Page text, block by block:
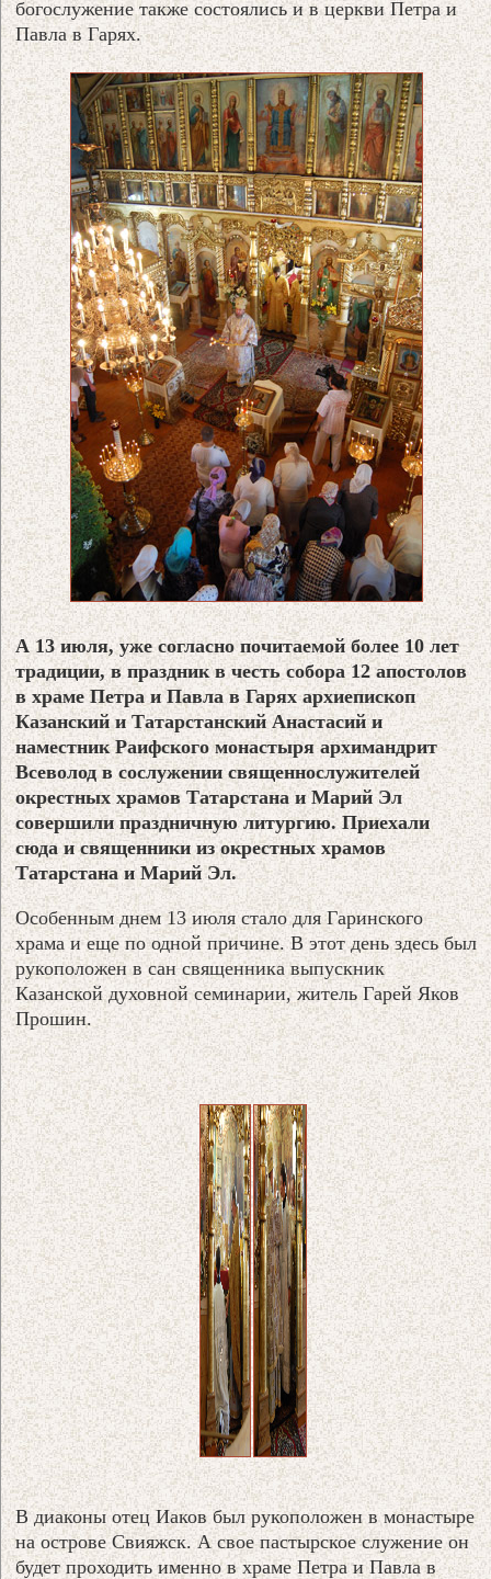
богослужение также состоялись и в церкви Петра и
Павла в Гарях.
А 13 июля, уже согласно почитаемой более 10 лет
традиции, в праздник в честь собора 12 апостолов
в храме Петра и Павла в Гарях архиепископ
Казанский и Татарстанский Анастасий и
наместник Раифского монастыря архимандрит
Всеволод в сослужении священнослужителей
окрестных храмов Татарстана и Марий Эл
совершили праздничную литургию. Приехали
сюда и священники из окрестных храмов
Татарстана и Марий Эл.
Особенным днем 13 июля стало для Гаринского
храма и еще по одной причине. В этот день здесь был
рукоположен в сан священника выпускник
Казанской духовной семинарии, житель Гарей Яков
Прошин.
В диаконы отец Иаков был рукоположен в монастыре
на острове Свияжск. А свое пастырское служение он
будет проходить именно в храме Петра и Павла в